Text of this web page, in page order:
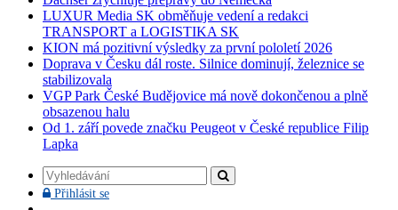
LUXUR Media SK obměňuje vedení a redakci
TRANSPORT a LOGISTIKA SK
KION má pozitivní výsledky za první pololetí 2026
Doprava v Česku dál roste. Silnice dominují, železnice se
stabilizovala
VGP Park České Budějovice má nově dokončenou a plně
obsazenou halu
Od 1. září povede značku Peugeot v České republice Filip
Lapka
Vyhledávání
Přihlásit sePřihlásit